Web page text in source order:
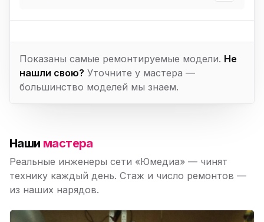
Показаны самые ремонтируемые модели. Не
нашли свою? Уточните у мастера —
большинство моделей мы знаем.
Наши мастера
Реальные инженеры сети «Юмедиа» — чинят
технику каждый день. Стаж и число ремонтов —
из наших нарядов.